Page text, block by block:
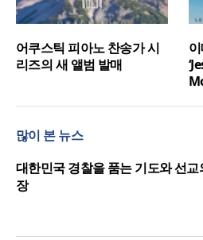
어쿠스틱 피아노 찬송가 시
리즈의 새 앨범 발매
많이 본 뉴스
대한민국 경찰을 품는 기도와 선교
장